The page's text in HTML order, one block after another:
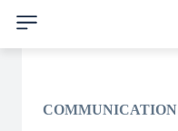
COMMUNICATION